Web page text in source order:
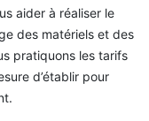
aider à réaliser le
des matériels et des
pratiquons les tarifs
d’établir pour